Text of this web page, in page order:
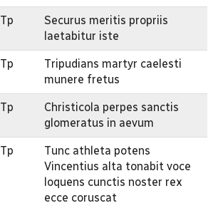
Tp
Securus meritis propriis
laetabitur iste
Tp
Tripudians martyr caelesti
munere fretus
Tp
Christicola perpes sanctis
glomeratus in aevum
Tp
Tunc athleta potens
Vincentius alta tonabit voce
loquens cunctis noster rex
ecce coruscat